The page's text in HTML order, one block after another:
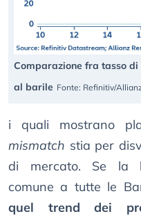
Comparazione fra tasso
al barile Fonte: Refinitiv/
i quali mostrano
mismatch stia per
di mercato. Se la
comune a tutte le
quel trend dei